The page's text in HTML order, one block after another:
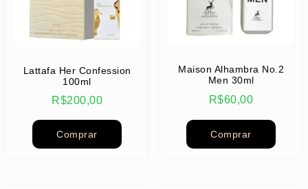
Lattafa Her Confession
100ml
R$200,00
Comprar
Maison Alhambra No.2
Men 30ml
R$60,00
Comprar